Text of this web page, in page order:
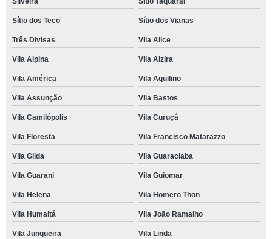
Sítio dos Teco Sítio dos Vianas
Três Divisas Vila Alice
Vila Alpina Vila Alzira
Vila América Vila Aquilino
Vila Assunção Vila Bastos
Vila Camilópolis Vila Curuçá
Vila Floresta Vila Francisco Matarazzo
Vila Gilda Vila Guaraciaba
Vila Guarani Vila Guiomar
Vila Helena Vila Homero Thon
Vila Humaitá Vila João Ramalho
Vila Junqueira Vila Linda